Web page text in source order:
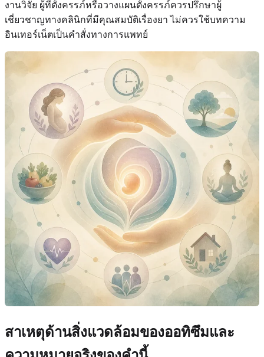
งานวิจัย ผู้ที่ตั้งครรภ์หรือวางแผนตั้งครรภ์ควรปรึกษาผู้
เชี่ยวชาญทางคลินิกที่มีคุณสมบัติเรื่องยา ไม่ควรใช้บทความ
อินเทอร์เน็ตเป็นคำสั่งทางการแพทย์
สาเหตุด้านสิ่งแวดล้อมของออทิซึมและ